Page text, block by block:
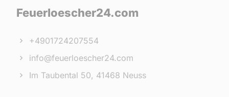
Feuerloescher24.com
+4901724207554
info@feuerloescher24.com
Im Taubental 50, 41468 Neuss